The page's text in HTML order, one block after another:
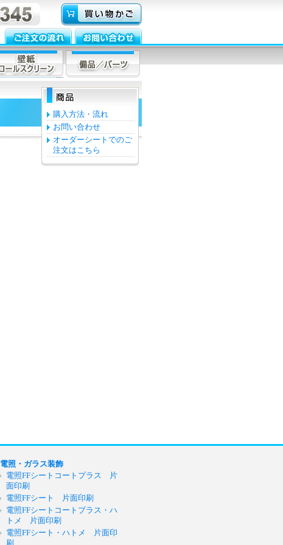
購入方法・流れ
お問い合わせ
オーダーシートでのご
注文はこちら
電照・ガラス装飾
電照FFシートコートプラス 片
面印刷
電照FFシート 片面印刷
電照FFシートコートプラス・ハ
トメ 片面印刷
電照FFシート・ハトメ 片面印
刷